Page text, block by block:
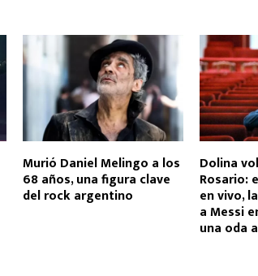
Murió Daniel Melingo a los
68 años, una figura clave
del rock argentino
Dolina
Rosario:
en vivo,
a Messi
una oda